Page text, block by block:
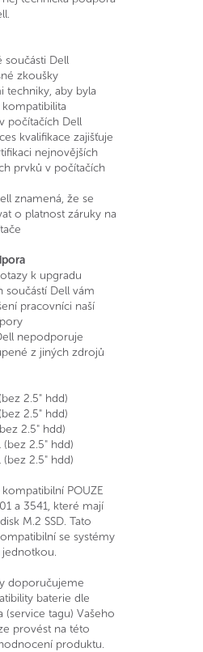
součásti Dell
zkoušky
techniky, aby byla
počítačích Dell
kvalifikace zajišťuje
nejnovějších
prvků v počítačích
znamená, že se
o platnost záruky na
k upgradu
součástí Dell vám
pracovníci naší
nepodporuje
z jiných zdrojů
2.5" hdd)
2.5" hdd)
2.5" hdd)
(bez 2.5" hdd)
(bez 2.5" hdd)
POUZE
a 3541, které mají
M.2 SSD. Tato
se systémy
doporučujeme
baterie dle
(service tagu) Vašeho
provést na této
produktu.